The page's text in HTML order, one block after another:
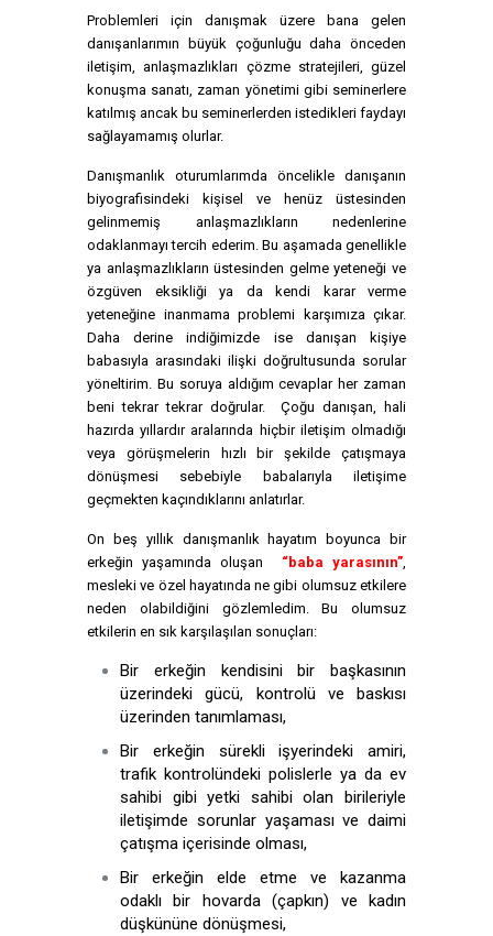
Problemleri için danışmak üzere bana gelen
danışanlarımın büyük çoğunluğu daha önceden
iletişim, anlaşmazlıkları çözme stratejileri, güzel
konuşma sanatı, zaman yönetimi gibi seminerlere
katılmış ancak bu seminerlerden istedikleri faydayı
sağlayamamış olurlar.
Danışmanlık oturumlarımda öncelikle danışanın
biyografisindeki kişisel ve henüz üstesinden
gelinmemiş anlaşmazlıkların nedenlerine
odaklanmayı tercih ederim. Bu aşamada genellikle
ya anlaşmazlıkların üstesinden gelme yeteneği ve
özgüven eksikliği ya da kendi karar verme
yeteneğine inanmama problemi karşımıza çıkar.
Daha derine indiğimizde ise danışan kişiye
babasıyla arasındaki ilişki doğrultusunda sorular
yöneltirim. Bu soruya aldığım cevaplar her zaman
beni tekrar tekrar doğrular. Çoğu danışan, hali
hazırda yıllardır aralarında hiçbir iletişim olmadığı
veya görüşmelerin hızlı bir şekilde çatışmaya
dönüşmesi sebebiyle babalarıyla iletişime
geçmekten kaçındıklarını anlatırlar.
On beş yıllık danışmanlık hayatım boyunca bir
erkeğin yaşamında oluşan “baba yarasının”,
mesleki ve özel hayatında ne gibi olumsuz etkilere
neden olabildiğini gözlemledim. Bu olumsuz
etkilerin en sık karşılaşılan sonuçları:
Bir erkeğin kendisini bir başkasının
üzerindeki gücü, kontrolü ve baskısı
üzerinden tanımlaması,
Bir erkeğin sürekli işyerindeki amiri,
trafik kontrolündeki polislerle ya da ev
sahibi gibi yetki sahibi olan birileriyle
iletişimde sorunlar yaşaması ve daimi
çatışma içerisinde olması,
Bir erkeğin elde etme ve kazanma
odaklı bir hovarda (çapkın) ve kadın
düşkününe dönüşmesi,